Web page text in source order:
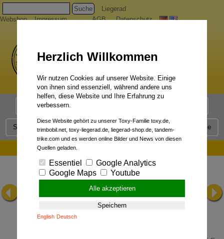
Suche
Liegerad
Webshop
Impressum AGB Datenschutz
Liegerad Modelle
Service Qualität Liegerad News Kontakt Presse
Herzlich Willkommen
Wir nutzen Cookies auf unserer Website. Einige
von ihnen sind essenziell, während andere uns
helfen, diese Website und Ihre Erfahrung zu
verbessern.
Diese Website gehört zu unserer Toxy-Familie toxy.de,
trimbobil.net, toxy-liegerad.de, liegerad-shop.de, tandem-
trike.com und es werden online Bilder und News von diesen
Quellen geladen.
Essentiel
Google Analytics
Google Maps
Youtube
Alle akzeptieren
Speichern
English Deutsch